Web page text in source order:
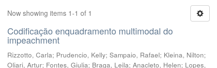
Now showing items 1-1 of 1
Codificação enquadramento multimodal do
impeachment
Rizzotto, Carla; Prudencio, Kelly; Sampaio, Rafael; Kleina, Nilton;
Oliari, Artur; Fontes, Giulia; Braga, Leila; Anacleto, Helen; Lopes,